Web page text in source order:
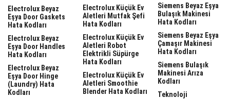
Electrolux Beyaz
Eşya Door Gaskets
Hata Kodları
Electrolux Beyaz
Eşya Door Handles
Hata Kodları
Electrolux Beyaz
Eşya Door Hinge
(laundry) Hata
Kodları
Electrolux Küçük Ev
Aletleri Mutfak Şefi
Hata Kodları
Electrolux Küçük Ev
Aletleri Robot
Elektrikli Süpürge
Hata Kodları
Electrolux Küçük Ev
Aletleri Smoothie
Blender Hata Kodları
Siemens Beyaz Eşya
Bulaşık Makinesi
Hata Kodları
Siemens Beyaz Eşya
Çamaşır Makinesi
Hata Kodları
Siemens Bulaşık
Makinesi Arıza
Kodları
Teknoloji